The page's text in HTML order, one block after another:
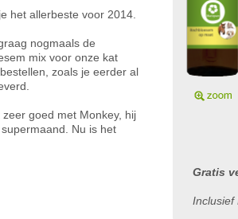
het allerbeste voor 2014.
nogmaals de
mix voor onze kat
zoals je eerder al
zeer goed met Monkey, hij
Nu is het
Gratis
Inclusief